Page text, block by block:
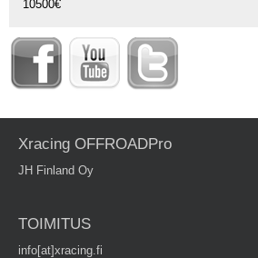
10500€
Xracing OFFROADPro
JH Finland Oy
TOIMITUS
info[at]xracing.fi